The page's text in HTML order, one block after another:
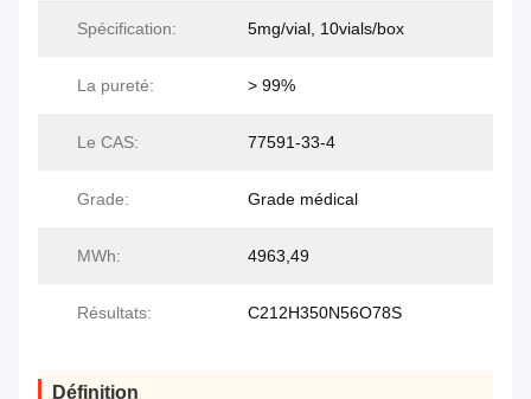
Spécification: 5mg/vial, 10vials/box
La pureté: > 99%
Le CAS: 77591-33-4
Grade: Grade médical
MWh: 4963,49
Résultats: C212H350N56O78S
Définition